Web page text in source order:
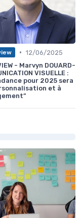
• 12/06/2025
- Marvyn DOUARD-
VISUELLE :
pour 2025 sera
et à